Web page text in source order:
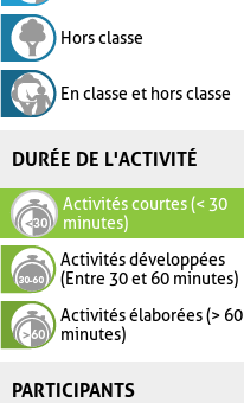
Hors classe
En classe et hors classe
DURÉE DE L'ACTIVITÉ
Activités courtes (< 30
minutes)
Activités développées
(Entre 30 et 60 minutes)
Activités élaborées (> 60
minutes)
PARTICIPANTS